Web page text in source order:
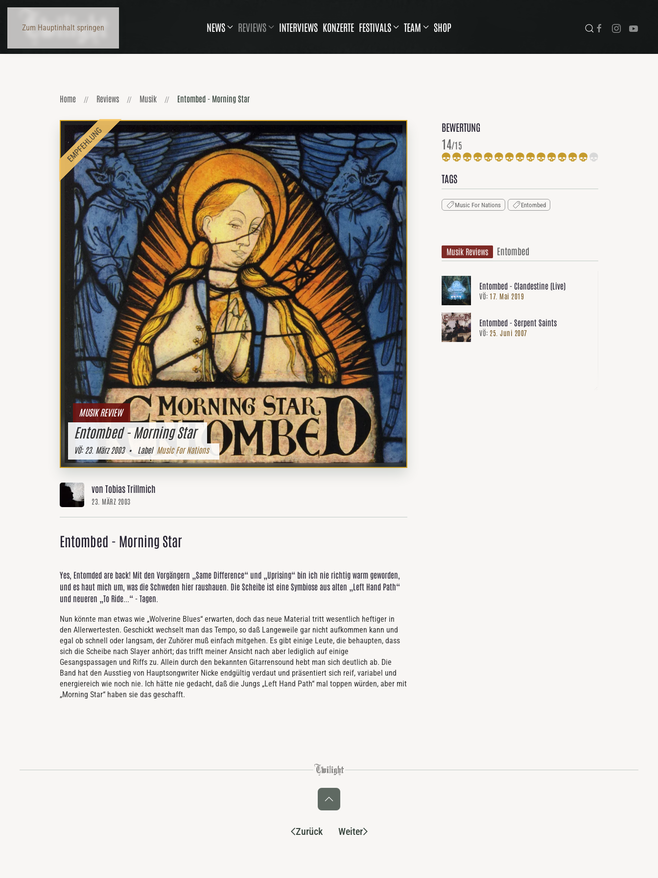
Zum Hauptinhalt springen NEWS REVIEWS INTERVIEWS KONZERTE FESTIVALS TEAM SHOP
Home Reviews Musik Entombed - Morning Star
MUSIK REVIEW
Entombed - Morning Star
VÖ:23. März 2003• Label Music For Nations
von Tobias Trillmich
23. MÄRZ 2003
Entombed - Morning Star
Yes, Entomded are back! Mit den Vorgängern „Same Difference“ und „Uprising“ bin ich nie richtig warm geworden,
und es haut mich um, was die Schweden hier raushauen. Die Scheibe ist eine Symbiose aus alten „Left Hand Path“
und neueren „To Ride...“ - Tagen.
Nun könnte man etwas wie „Wolverine Blues“ erwarten, doch das neue Material tritt wesentlich heftiger in
den Allerwertesten. Geschickt wechselt man das Tempo, so daß Langeweile gar nicht aufkommen kann und
egal ob schnell oder langsam, der Zuhörer muß einfach mitgehen. Es gibt einige Leute, die behaupten, dass
sich die Scheibe nach Slayer anhört; das trifft meiner Ansicht nach aber lediglich auf einige
Gesangspassagen und Riffs zu. Allein durch den bekannten Gitarrensound hebt man sich deutlich ab. Die
Band hat den Ausstieg von Hauptsongwriter Nicke endgültig verdaut und präsentiert sich reif, variabel und
energiereich wie noch nie. Ich hätte nie gedacht, daß die Jungs „Left Hand Path“ mal toppen würden, aber mit
„Morning Star“ haben sie das geschafft.
BEWERTUNG
14/15
TAGS
Music For Nations Entombed
Musik Reviews Entombed
Entombed - Clandestine (Live)
VÖ: 17. Mai 2019
Entombed - Serpent Saints
VÖ: 25. Juni 2007
Zurück Weiter